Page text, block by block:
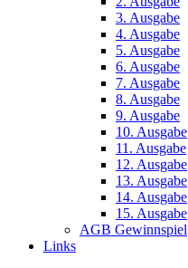
3. Ausgabe
4. Ausgabe
5. Ausgabe
6. Ausgabe
7. Ausgabe
8. Ausgabe
9. Ausgabe
10. Ausgabe
11. Ausgabe
12. Ausgabe
13. Ausgabe
14. Ausgabe
15. Ausgabe
AGB Gewinnspiel
Links